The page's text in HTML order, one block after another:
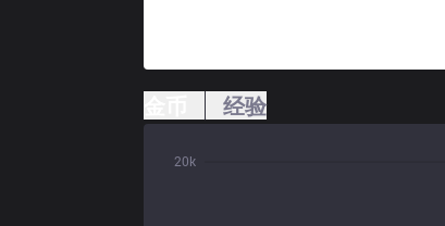
经验
20k